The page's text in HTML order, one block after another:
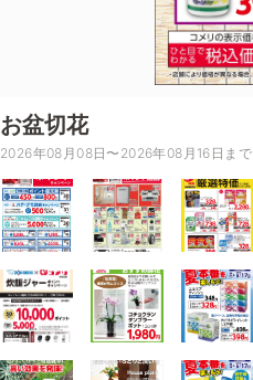
お盆切花
2026年08月08日〜2026年08月16日まで